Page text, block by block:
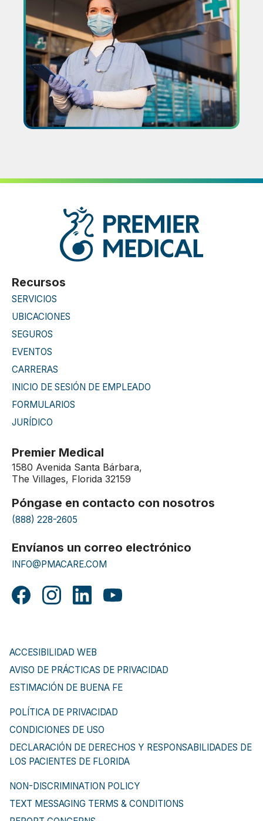
Premier Medical
1580 Avenida Santa Bárbara,
The Villages, Florida 32159
Póngase en contacto con nosotros
(888) 228-2605
Envíanos un correo electrónico
INFO@PMACARE.COM
Recursos
SERVICIOS
UBICACIONES
SEGUROS
EVENTOS
CARRERAS
INICIO DE SESIÓN DE EMPLEADO
FORMULARIOS
JURÍDICO
ACCESIBILIDAD WEB
AVISO DE PRÁCTICAS DE PRIVACIDAD
ESTIMACIÓN DE BUENA FE
POLÍTICA DE PRIVACIDAD
CONDICIONES DE USO
DECLARACIÓN DE DERECHOS Y RESPONSABILIDADES DE
LOS PACIENTES DE FLORIDA
NON-DISCRIMINATION POLICY
TEXT MESSAGING TERMS & CONDITIONS